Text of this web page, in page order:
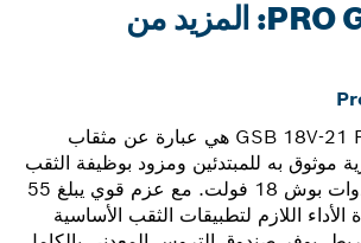
PRO GSB 180-LI: المزيد من
الأداة GSB 18V-21 Professional هي عبارة عن مثقاب
به للمبتدئين ومزود بوظيفة الثقب
المطرقي في فئة أدوات بوش 18 فولت. مع عزم قوي يبلغ 55
الأداء اللازم لتطبيقات الثقب الأساسية